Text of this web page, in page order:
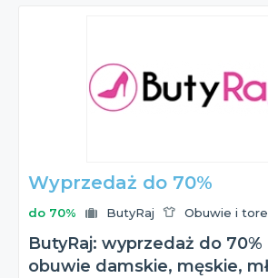
Wyprzedaż do 70%
do 70% ButyRaj Obuwie i
ButyRaj: wyprzedaż do 70%
obuwie damskie, męskie,